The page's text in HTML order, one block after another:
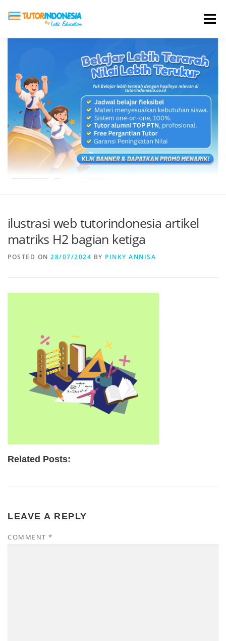
Menu
ABOUT US JADI PENGAJAR
BIAYA LES TESTIMONI PROFIL ALUMNI
BLOG DAFTAR SEKOLAH
ilustrasi web tutorindonesia artikel
matriks H2 bagian ketiga
POSTED ON 28/07/2024 BY PINKY ANNISA
Related Posts:
LEAVE A REPLY
COMMENT *